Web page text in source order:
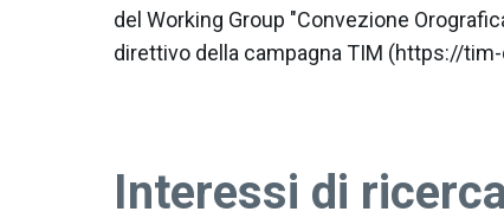
del Working Group "Convezione
direttivo della campagna TIM (https://
Interessi di